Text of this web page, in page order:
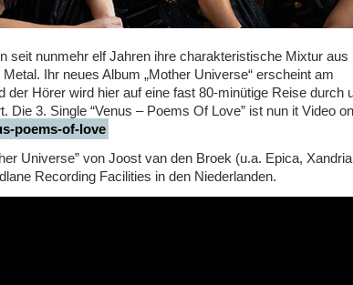
seit nunmehr elf Jahren ihre charakteristische Mixtur aus
Ihr neues Album „Mother Universe“ erscheint am
der Hörer wird hier auf eine fast 80-minütige Reise durch
Die 3. Single “Venus – Poems Of Love” ist nun it Video
poems-of-love
Universe” von Joost van den Broek (u.a. Epica,
Recording Facilities in den Niederlanden.